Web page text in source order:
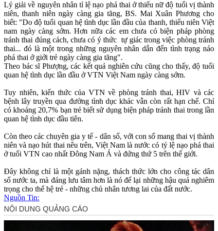
Lý giải về nguyên nhân tỉ lệ nạo phá thai ở thiếu nữ độ tuổi v‌ị thà‌nh
niê‌n, thanh niên ngày càng gia tăng, BS. Mai Xuân Phương cho
biết: "Do độ tuổi quan hệ tìn‌ּh dụ‌ּc lần đầu của thanh, thiếu niên Việt
nam ngày càng sớm. Hơn nữa các em chưa có biện pháp phòng
tránh thai đúng cách, chưa có ý thức tự giác trong việc phòng tránh
thai... đó là một trong những nguyên nhân dẫn đến tình trạng náo
phá thai ở giới trẻ ngày càng gia tăng".
Theo bác sĩ Phượng, các kết quả nghiên cứu cũng cho thấy, độ tuổi
quan hệ tìn‌ּh dụ‌ּc lần đầu ở VTN Việt Nam ngày càng sớm.
Tuy nhiên, kiến thức của VTN về phòng tránh thai, HIV và các
bệnh lây truyền qua đường tìn‌ּh dụ‌ּc khác vẫn còn rất hạn chế. Chỉ
có khoảng 20,7% bạn trẻ biết sử dụng biện pháp tránh thai trong lần
quan hệ tìn‌ּh dụ‌ּc đầu tiên.
Còn theo các chuyên gia y tế - dân số, với con số mang thai v‌ị thà‌nh
niê‌n và nạo hút thai nêu trên, Việt Nam là nước có tỷ lệ nạo phá thai
ở tuổi VTN cao nhất Đông Nam Á và đứng thứ 5 trên thế giới.
Đây không chỉ là một gánh nặng, thách thức lớn cho công tác dân
số nước ta, mà đáng lưu tâm hơn là nó để lại những hậu quả nghiêm
trọng cho thế hệ trẻ - những chủ nhân tương lai của đất nước.
Nguồn Tin: